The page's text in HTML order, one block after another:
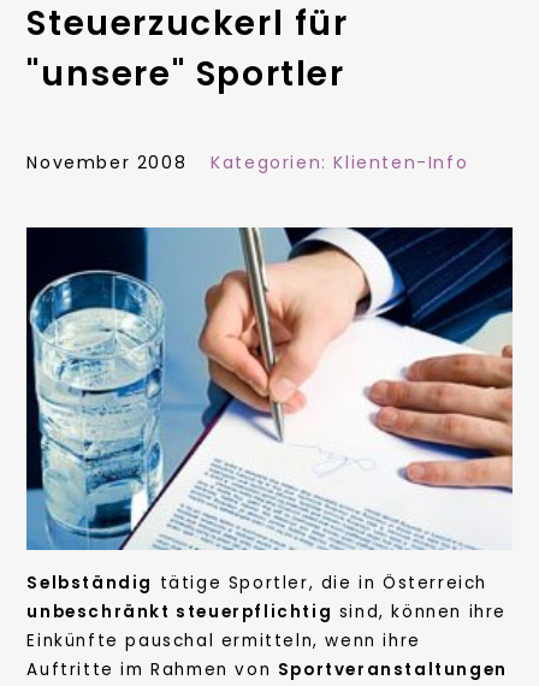
Steuerzuckerl für
"unsere" Sportler
November 2008 Kategorien:Klienten-Info
Selbständig tätige Sportler, die in Österreich
unbeschränkt steuerpflichtig sind, können ihre
Einkünfte pauschal ermitteln, wenn ihre
Auftritte im Rahmen von Sportveranstaltungen